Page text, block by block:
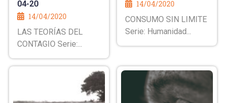
04-20
14/04/2020
LAS TEORÍAS DEL
CONTAGIO Serie:...
14/04/2020
CONSUMO SIN LIMITE
Serie: Humanidad...